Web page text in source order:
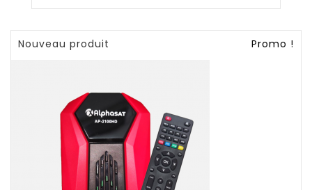
Promo !
Nouveau produit